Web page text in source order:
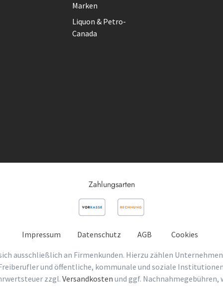
Marken
Liquon & Petro-
Canada
Zahlungsarten
Impressum Datenschutz AGB Cookies
ausschließlich an Firmenkunden. Hierzu zählen
und öffentliche, kommunale und soziale
zzgl. Versandkosten und ggf. Nachnahmegebühren,